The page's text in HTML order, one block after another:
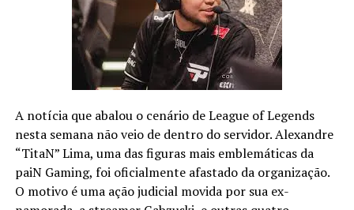
A notícia que abalou o cenário de League of Legends
nesta semana não veio de dentro do servidor. Alexandre
“TitaN” Lima, uma das figuras mais emblemáticas da
paiN Gaming, foi oficialmente afastado da organização.
O motivo é uma ação judicial movida por sua ex-